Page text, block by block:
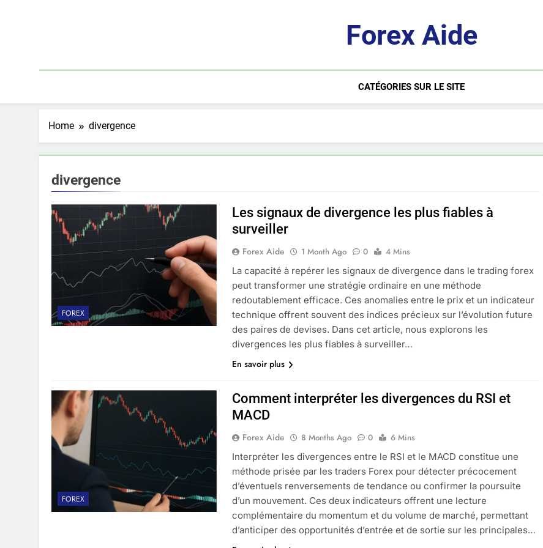
Forex Aide
CATÉGORIES SUR LE SITE
Home divergence
divergence
FOREX
Les signaux de divergence les plus fiables à
surveiller
Forex Aide 1 Month Ago 0
4 Mins
La capacité à repérer les signaux de divergence dans le trading forex
peut transformer une stratégie ordinaire en une méthode
redoutablement efficace. Ces anomalies entre le prix et un indicateur
technique offrent souvent des indices précieux sur l’évolution future
des paires de devises. Dans cet article, nous explorons les
divergences les plus fiables à surveiller…
En savoir plus
FOREX
Comment interpréter les divergences du RSI et
MACD
Forex Aide 8 Months Ago 0
6 Mins
Interpréter les divergences entre le RSI et le MACD constitue une
méthode prisée par les traders Forex pour détecter précocement
d’éventuels renversements de tendance ou confirmer la poursuite
d’un mouvement. Ces deux indicateurs offrent une lecture
complémentaire du momentum et du volume de marché, permettant
d’anticiper des opportunités d’entrée et de sortie sur les principales…